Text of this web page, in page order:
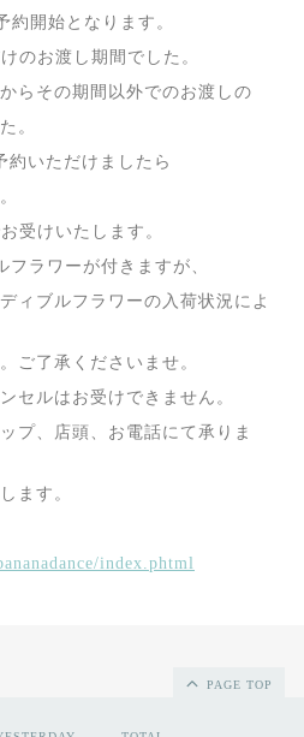
約開始となります。
のお渡し期間でした。
らその期間以外でのお渡しの
。
約いただけましたら
受けいたします。
ラワーが付きますが、
ィブルフラワーの入荷状況によ
ご了承くださいませ。
セルはお受けできません。
プ、店頭、お電話にて承りま
ます。
index.phtml
PAGE TOP